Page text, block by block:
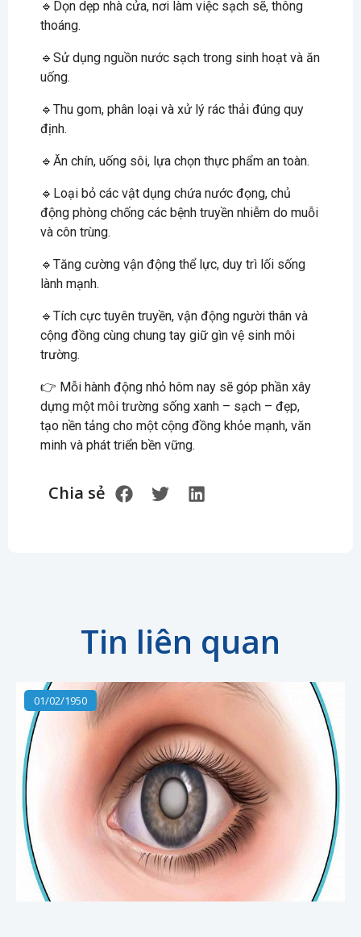
🔹Dọn dẹp nhà cửa, nơi làm việc sạch sẽ, thông
thoáng.
🔹Sử dụng nguồn nước sạch trong sinh hoạt và ăn
uống.
🔹Thu gom, phân loại và xử lý rác thải đúng quy
định.
🔹Ăn chín, uống sôi, lựa chọn thực phẩm an toàn.
🔹Loại bỏ các vật dụng chứa nước đọng, chủ
động phòng chống các bệnh truyền nhiễm do muỗi
và côn trùng.
🔹Tăng cường vận động thể lực, duy trì lối sống
lành mạnh.
🔹Tích cực tuyên truyền, vận động người thân và
cộng đồng cùng chung tay giữ gìn vệ sinh môi
trường.
👉 Mỗi hành động nhỏ hôm nay sẽ góp phần xây
dựng một môi trường sống xanh – sạch – đẹp,
tạo nền tảng cho một cộng đồng khỏe mạnh, văn
minh và phát triển bền vững.
Chia sẻ
Tin liên quan
01/02/1950